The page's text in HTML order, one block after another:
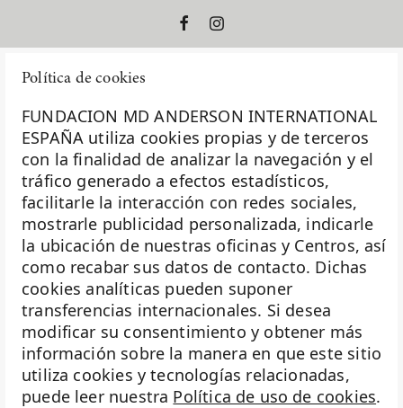
Política de cookies
FUNDACION MD ANDERSON INTERNATIONAL
ESPAÑA utiliza cookies propias y de terceros
con la finalidad de analizar la navegación y el
tráfico generado a efectos estadísticos,
facilitarle la interacción con redes sociales,
mostrarle publicidad personalizada, indicarle
la ubicación de nuestras oficinas y Centros, así
como recabar sus datos de contacto. Dichas
cookies analíticas pueden suponer
transferencias internacionales. Si desea
modificar su consentimiento y obtener más
información sobre la manera en que este sitio
utiliza cookies y tecnologías relacionadas,
puede leer nuestra Política de uso de cookies.
La Fundación MD Anderson España - Hospiten es
miembro de laAsociación Española de Fundaciones
Investigación
Biobanco
Docencia
Voluntariado
Eventos
Transparencia